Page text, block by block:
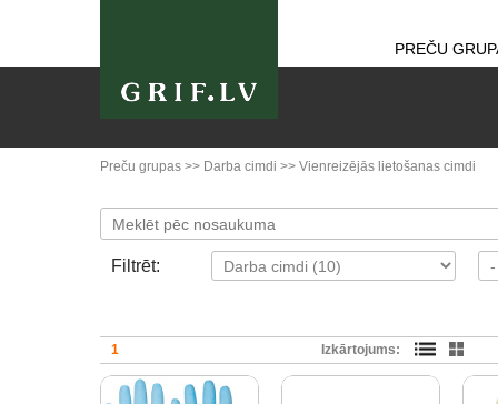
PREČU
Preču grupas >> Darba cimdi >> Vienreizējās lietošanas cimdi
Filtrēt:
1 Izkārtojums: